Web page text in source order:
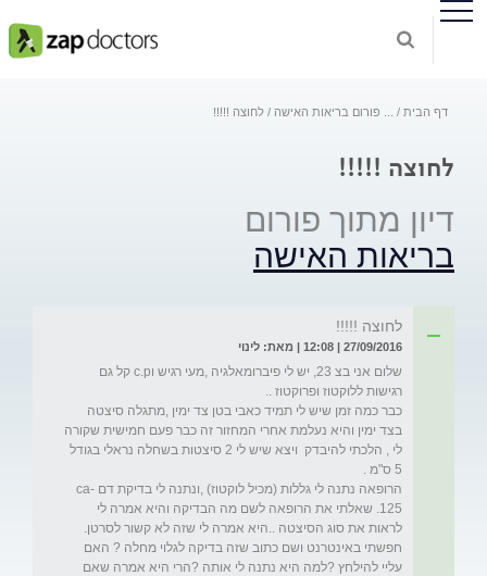
דף הבית פורום בריאות האישה לחוצה !!!!!
לחוצה !!!!!
דיון מתוך פורום
בריאות האישה
לחוצה !!!!!
27/09/2016 | 12:08 | מאת: לינוי
שלום אני בצ 23, יש לי פיברומאלגיה ,מעי רגיש וc.p קל גם
כבר כמה זמן שיש לי תמיד כאבי בטן צד ימין ,מתגלה סיצטה
בצד ימין והיא נעלמת אחרי המחזור זה כבר פעם חמישית שקורה
לי , הלכתי להיבדק  ויצא שיש לי 2 סיצטות בשחלה נראלי בגודל
הרופאה נתנה לי גללות (מכיל לוקטוז) ,ונתנה לי בדיקת דם ca-
125. שאלתי את הרופאה לשם מה הבדיקה והיא אמרה לי
חפשתי באינטרנט ושם כתוב שזה בדיקה לגלוי מחלה ? האם
עליי להילחץ ?למה היא נתנה לי אותה ?הרי היא אמרה שאם